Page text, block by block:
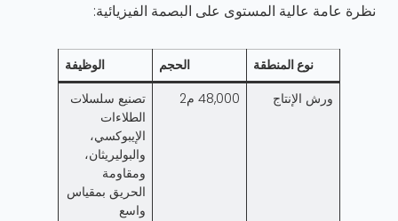
نظرة عامة عالية المستوى على البصمة الفيزيائية:
نوع المنطقة الحجم
الوظيفة
ورش الإنتاج
48,000 م2
تصنيع سلسلات
الطلاءات
الإيبوكسي،
والبوليريثان،
ومقاومة
الحريق بمقياس
واسع